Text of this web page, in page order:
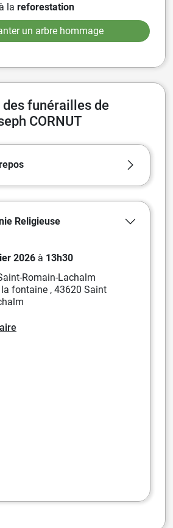
la reforestation
un arbre hommage
funérailles de
CORNUT
Religieuse
2026 à 13h30
Romain-Lachalm
fontaine , 43620 Saint